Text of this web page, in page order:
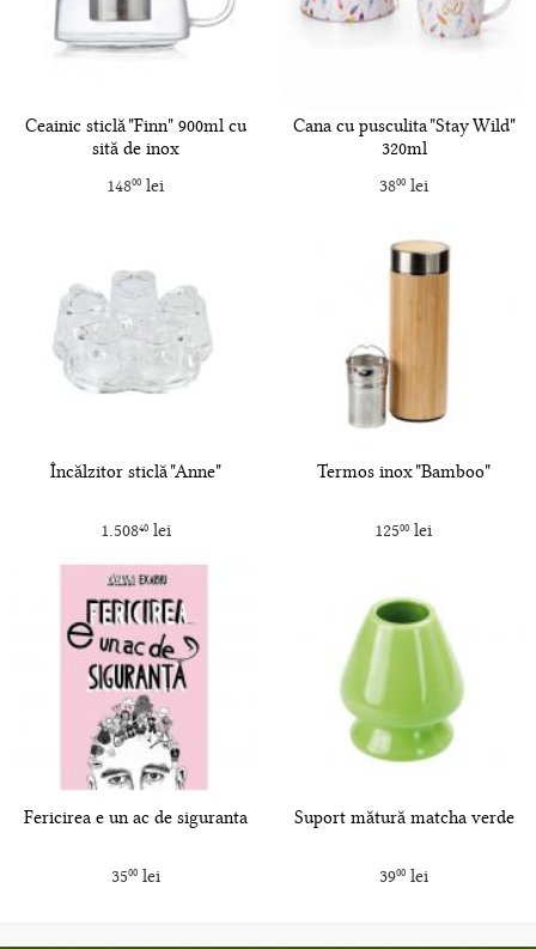
Ceainic sticlă "Finn" 900ml cu
sită de inox
14800 lei
Cana cu pusculita "Stay Wild"
320ml
3800lei
Încălzitor sticlă "Anne"
1.50840lei
Termos inox "Bamboo"
12500 lei
Fericirea e un ac de siguranta
3500lei
Suport mătură matcha verde
3900lei